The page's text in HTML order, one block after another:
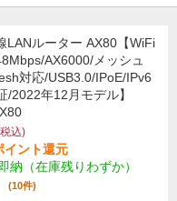
LANルーター AX80【WiFi
AX6000/メッシュ
対応/USB3.0/IPoE/IPv6
/2022年12月モデル】
込)
イント還元
納（在庫残りわずか）
(10件)